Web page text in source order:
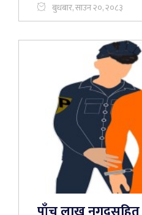
बुधबार, साउन २०, २०८३